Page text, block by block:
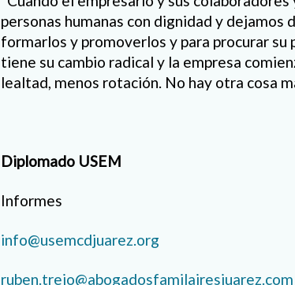
personas humanas con dignidad y dejamos
formarlos y promoverlos y para procurar
tiene su cambio radical y la empresa
lealtad, menos rotación. No hay otra cosa
Diplomado USEM
Informes
info@usemcdjuarez.org
ruben.trejo@abogadosfamilairesjuarez.com